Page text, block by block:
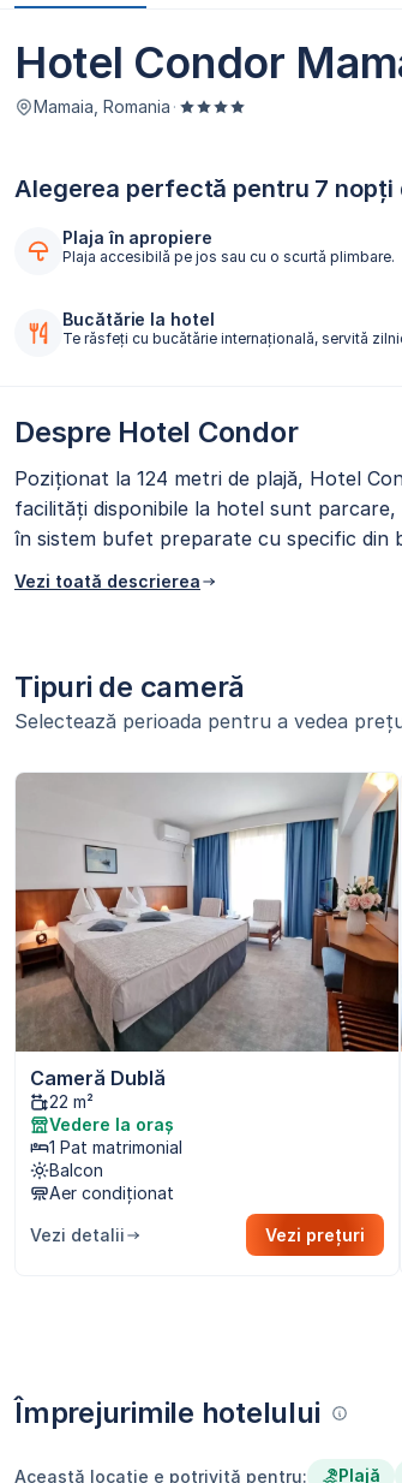
Hotel Condor
Mamaia, Romania ·
Alegerea perfectă pentru 7 nopți
Plaja în apropiere
Plaja accesibilă pe jos sau cu o scurtă plimbare.
Bucătărie la hotel
Te răsfeți cu bucătărie internaţională, servită
Despre Hotel Condor
Poziționat la 124 metri de plajă, Hotel
facilități disponibile la hotel sunt
în sistem bufet preparate cu specific din
Vezi toată descrierea
Tipuri de cameră
Selectează perioada pentru a vedea
Cameră Dublă
22 m²
Vedere la oraș
1 Pat matrimonial
Balcon
Aer condiționat
Vezi detalii Vezi prețuri
Împrejurimile hotelului
Această locație e potrivită pentru: Plajă